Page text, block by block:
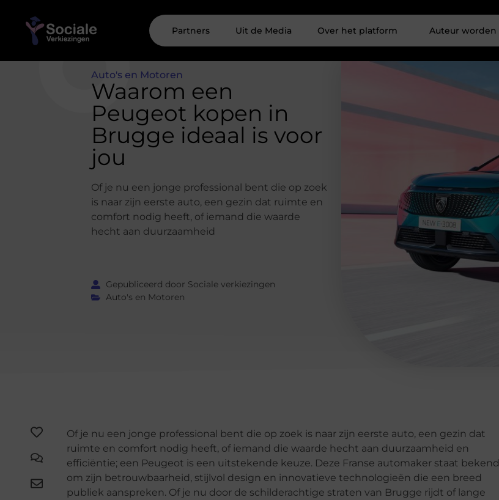
Partners Uit de Media Over het platform Auteur worden
Auto's en Motoren
Waarom een
Peugeot kopen in
Brugge ideaal is voor
jou
Of je nu een jonge professional bent die op zoek
is naar zijn eerste auto, een gezin dat ruimte en
comfort nodig heeft, of iemand die waarde
hecht aan duurzaamheid
Gepubliceerd door Sociale verkiezingen
Auto's en Motoren
Of je nu een jonge professional bent die op zoek is naar zijn eerste auto, een gezin dat
ruimte en comfort nodig heeft, of iemand die waarde hecht aan duurzaamheid en
efficiëntie; een Peugeot is een uitstekende keuze. Deze Franse automaker staat bekend
om zijn betrouwbaarheid, stijlvol design en innovatieve technologieën die een breed
publiek aanspreken. Of je nu door de schilderachtige straten van Brugge rijdt of lange